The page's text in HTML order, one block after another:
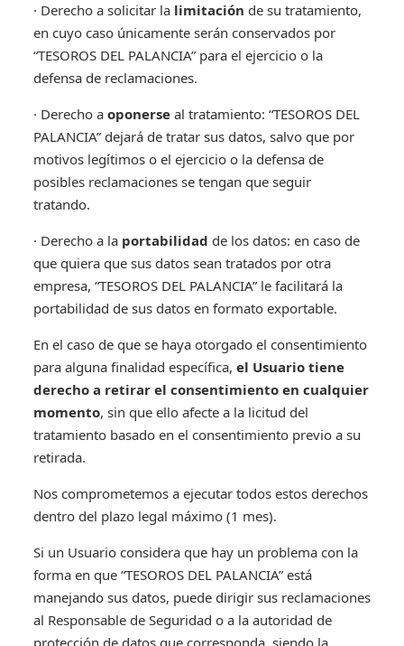
· Derecho a solicitar la limitación de su tratamiento,
en cuyo caso únicamente serán conservados por
“TESOROS DEL PALANCIA” para el ejercicio o la
defensa de reclamaciones.
· Derecho a oponerseal tratamiento: “TESOROS DEL
PALANCIA” dejará de tratar sus datos, salvo que por
motivos legítimos o el ejercicio o la defensa de
posibles reclamaciones se tengan que seguir
tratando.
· Derecho a la portabilidad de los datos: en caso de
que quiera que sus datos sean tratados por otra
empresa, “TESOROS DEL PALANCIA” le facilitará la
portabilidad de sus datos en formato exportable.
En el caso de que se haya otorgado el consentimiento
para alguna finalidad específica, el Usuario tiene
derecho a retirar el consentimiento en cualquier
momento, sin que ello afecte a la licitud del
tratamiento basado en el consentimiento previo a su
retirada.
Nos comprometemos a ejecutar todos estos derechos
dentro del plazo legal máximo (1 mes).
Si un Usuario considera que hay un problema con la
forma en que “TESOROS DEL PALANCIA” está
manejando sus datos, puede dirigir sus reclamaciones
al Responsable de Seguridad o a la autoridad de
protección de datos que corresponda, siendo la